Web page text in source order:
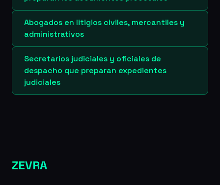
Abogados en litigios civiles, mercantiles y
administrativos
Secretarios judiciales y oficiales de
despacho que preparan expedientes
judiciales
ZEVRA